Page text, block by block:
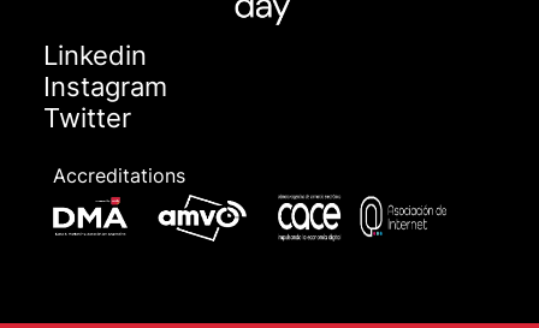
Linkedin
Instagram
Twitter
Accreditations